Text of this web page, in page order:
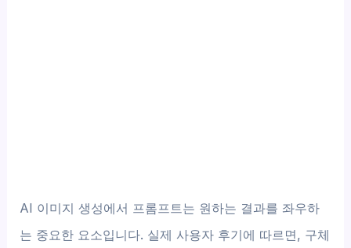
AI 이미지 생성에서 프롬프트는 원하는 결과를 좌우하
는 중요한 요소입니다. 실제 사용자 후기에 따르면, 구체